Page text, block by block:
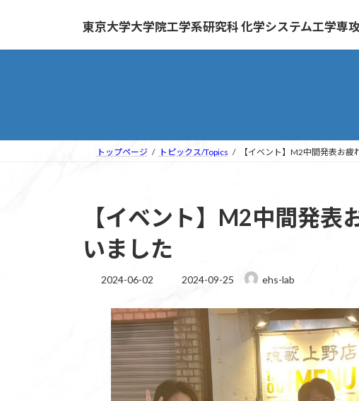
ッ
移
東京大学大学院工学系研究科 化学システム工学専
トップページ トピックス/Topics 【イベント】M2中間発表お
【イベント】M2中間発表
いました
2024-06-02
最
新
日
時
:
2024-09-25 ehs-lab